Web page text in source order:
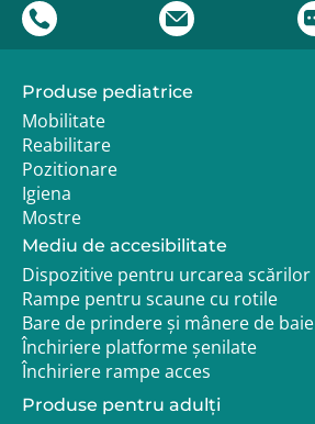
Produse pediatrice
Mobilitate
Reabilitare
Pozitionare
Igiena
Mostre
Mediu de accesibilitate
Dispozitive pentru urcarea scărilor
Rampe pentru scaune cu rotile
Bare de prindere și mânere de baie
Închiriere platforme șenilate
Închiriere rampe acces
Produse pentru adulţi